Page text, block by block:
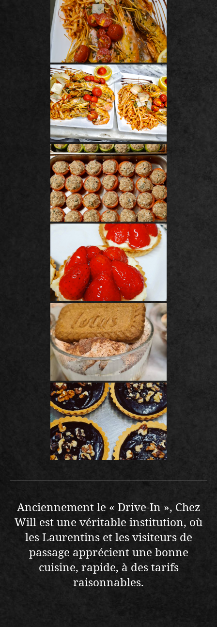
Anciennement le « Drive-In », Chez
Will est une véritable institution, où
les Laurentins et les visiteurs de
passage apprécient une bonne
cuisine, rapide, à des tarifs
raisonnables.